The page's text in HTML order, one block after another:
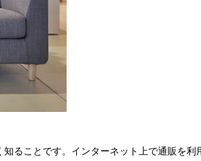
ることです。インターネット上で通販を利